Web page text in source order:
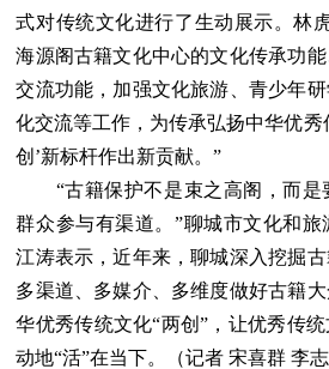
式对传统文化进行了生动展示。林
海源阁古籍文化中心的文化传承功
交流功能，加强文化旅游、青少年
化交流等工作，为传承弘扬中华优秀
创’新标杆作出新贡献。”
“古籍保护不是束之高阁，而是
群众参与有渠道。”聊城市文化和
江涛表示，近年来，聊城深入挖掘古
多渠道、多媒介、多维度做好古籍
华优秀传统文化“两创”，让优秀传
动地“活”在当下。（记者 宋喜群 李